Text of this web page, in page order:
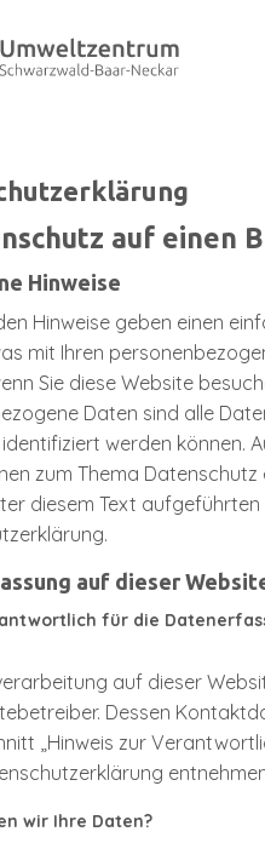
auf einen
Hinweise
Hinweise geben einen
mit Ihren
Sie diese Website
Daten sind alle
werden können.
zum Thema Datenschutz
diesem Text aufgeführten
auf dieser
für die
auf dieser
Dessen
„Hinweis zur
wir Ihre Daten?